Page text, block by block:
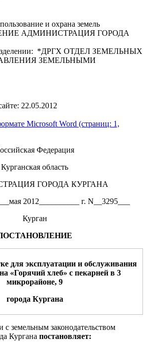
и охрана земель
АДМИНИСТРАЦИЯ ГОРОДА
*ДРГХ ОТДЕЛ ЗЕМЕЛЬНЫХ
ЗЕМЕЛЬНЫМИ
22.05.2012
Microsoft Word (страниц: 1,
Федерация
Курганская область
ГОРОДА КУРГАНА
2012__________ г. N__3295___
Курган
для эксплуатации и обслуживания
«Горячий хлеб» с пекарней в 3
микрорайоне, 9
города Кургана
с земельным законодательством
Кургана постановляет: